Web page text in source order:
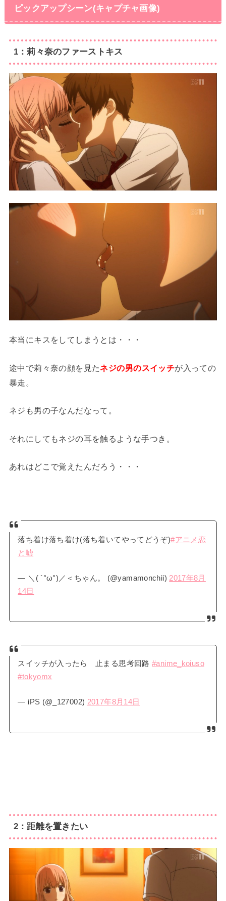
ピックアップシーン(キャプチャ画像)
1：莉々奈のファーストキス
本当にキスをしてしまうとは・・・
途中で莉々奈の顔を見たネジの男のスイッチが入っての
暴走。
ネジも男の子なんだなって。
それにしてもネジの耳を触るような手つき。
あれはどこで覚えたんだろう・・・
落ち着け落ち着け(落ち着いてやってどうぞ)#アニメ恋
と嘘
— ＼( ´°ω°)／＜ちゃん。 (@yamamonchii) 2017年8月
14日
スイッチが入ったら 止まる思考回路#anime_koiuso
#tokyomx
— iPS (@_127002) 2017年8月14日
2：距離を置きたい